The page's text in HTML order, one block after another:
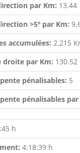
par Km: 13.44
>5º par Km:
accumulées: 2.215
droite par Km: 130.52
pénalisables: 5
pénalisables par
h
4:18:39 h